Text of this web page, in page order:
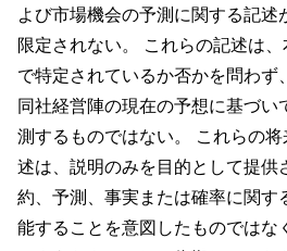
よび市場機会の予測に関する記述
限定されない。 これらの記述は
で特定されているか否かを問わず
同社経営陣の現在の予想に基づい
測するものではない。 これらの
述は、説明のみを目的として提供
約、予測、事実または確率に関す
能することを意図したものではな